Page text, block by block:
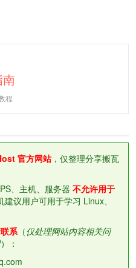
程
官方网站，仅整理分享搬瓦
、主机、服务器 不允许用于
建议用户可用于学习 Linux、
系（仅处理网站内容相关问
）：